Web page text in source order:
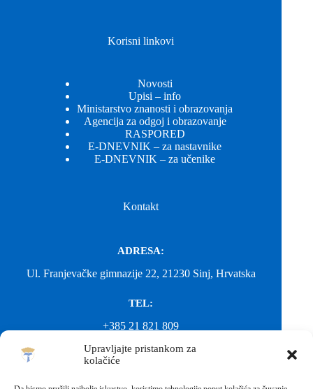
Upravljajte pristankom za
kolačiće
Korisni linkovi
Novosti
Upisi – info
Ministarstvo znanosti i obrazovanja
Agencija za odgoj i obrazovanje
RASPORED
E-DNEVNIK – za nastavnike
E-DNEVNIK – za učenike
Kontakt
ADRESA:
Ul. Franjevačke gimnazije 22, 21230 Sinj, Hrvatska
TEL:
+385 21 821 809
EMAIL: